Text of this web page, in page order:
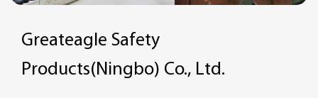
Greateagle Safety
Products(Ningbo) Co., Ltd.